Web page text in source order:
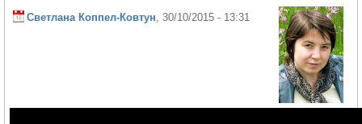
Светлана Коппел-Ковтун, 30/10/2015 - 13:31